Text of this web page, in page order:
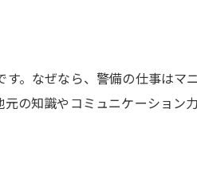
成長を目指すコツ
。なぜなら、警備の仕事は
の知識やコミュニケーション